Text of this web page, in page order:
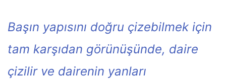
Başın yapısını doğru çizebilmek için
tam karşıdan görünüşünde, daire
çizilir ve dairenin yanları